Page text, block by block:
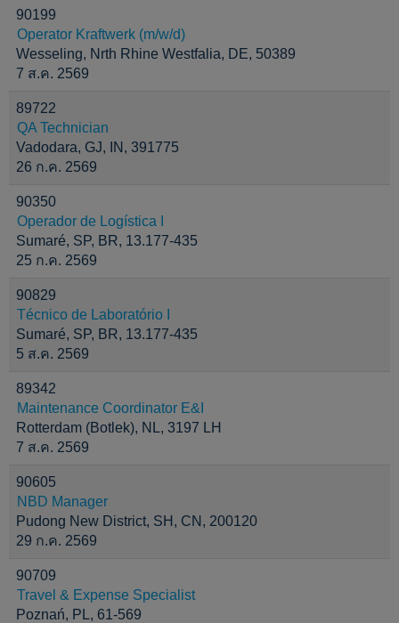
90199
Operator Kraftwerk (m/w/d)
Wesseling, Nrth Rhine Westfalia, DE, 50389
7 ส.ค. 2569
89722
QA Technician
Vadodara, GJ, IN, 391775
26 ก.ค. 2569
90350
Operador de Logística I
Sumaré, SP, BR, 13.177-435
25 ก.ค. 2569
90829
Técnico de Laboratório I
Sumaré, SP, BR, 13.177-435
5 ส.ค. 2569
89342
Maintenance Coordinator E&I
Rotterdam (Botlek), NL, 3197 LH
7 ส.ค. 2569
90605
NBD Manager
Pudong New District, SH, CN, 200120
29 ก.ค. 2569
90709
Travel & Expense Specialist
Poznań, PL, 61-569